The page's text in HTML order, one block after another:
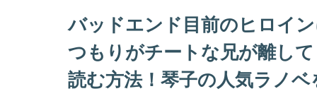
バッドエンド目前のヒロイ
つもりがチートな兄が離し
読む方法！琴子の人気ラノ